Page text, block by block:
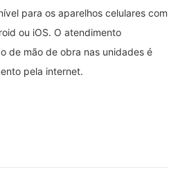
para os aparelhos celulares com
ou iOS. O atendimento
de mão de obra nas unidades é
pela internet.